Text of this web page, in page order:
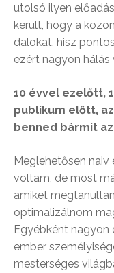
utolsó ilyen
került, hogy a
dalokat, hisz
ezért nagyon hálás
10 évvel ezelőtt,
publikum előtt,
benned bármit
Meglehetősen
voltam, de most
amiket
optimalizálnom
Egyébként
ember
mesterséges